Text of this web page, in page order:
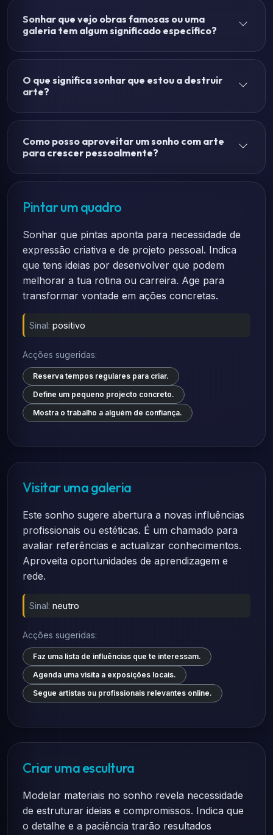
Sonhar que vejo obras famosas ou uma
galeria tem algum significado específico?
O que significa sonhar que estou a destruir
arte?
Como posso aproveitar um sonho com arte
para crescer pessoalmente?
Pintar um quadro
Sonhar que pintas aponta para necessidade de
expressão criativa e de projeto pessoal. Indica
que tens ideias por desenvolver que podem
melhorar a tua rotina ou carreira. Age para
transformar vontade em ações concretas.
Sinal: positivo
Acções sugeridas:
Reserva tempos regulares para criar.
Define um pequeno projecto concreto.
Mostra o trabalho a alguém de confiança.
Visitar uma galeria
Este sonho sugere abertura a novas influências
profissionais ou estéticas. É um chamado para
avaliar referências e actualizar conhecimentos.
Aproveita oportunidades de aprendizagem e
rede.
Sinal: neutro
Acções sugeridas:
Faz uma lista de influências que te interessam.
Agenda uma visita a exposições locais.
Segue artistas ou profissionais relevantes online.
Criar uma escultura
Modelar materiais no sonho revela necessidade
de estruturar ideias e compromissos. Indica que
o detalhe e a paciência trarão resultados